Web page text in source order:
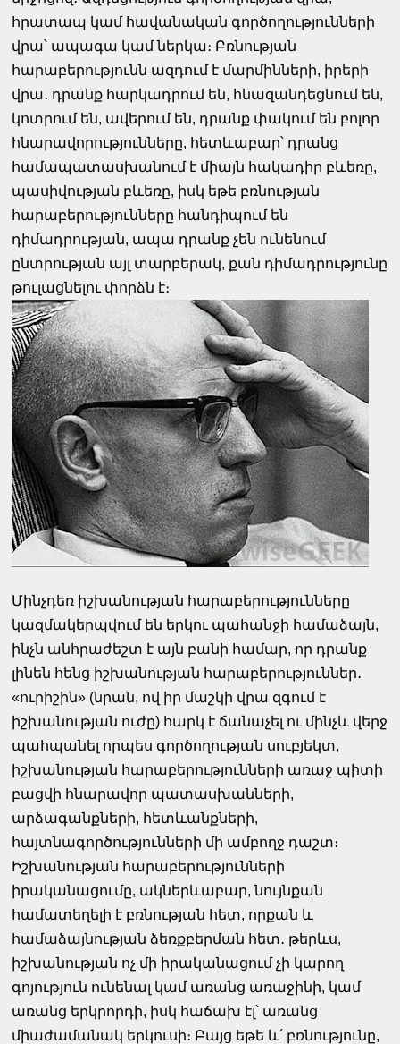
հրատապ կամ հավանական գործողությունների
վրա՝ ապագա կամ ներկա։ Բռնության
հարաբերությունն ազդում է մարմինների, իրերի
վրա․ դրանք հարկադրում են, հնազանդեցնում են,
կոտրում են, ավերում են, դրանք փակում են բոլոր
հնարավորությունները, հետևաբար՝ դրանց
համապատասխանում է միայն հակադիր բևեռը,
պասիվության բևեռը, իսկ եթե բռնության
հարաբերությունները հանդիպում են
դիմադրության, ապա դրանք չեն ունենում
ընտրության այլ տարբերակ, քան դիմադրությունը
թուլացնելու փորձն է։
Մինչդեռ իշխանության հարաբերությունները
կազմակերպվում են երկու պահանջի համաձայն,
ինչն անհրաժեշտ է այն բանի համար, որ դրանք
լինեն հենց իշխանության հարաբերություններ․
«ուրիշին» (նրան, ով իր մաշկի վրա զգում է
իշխանության ուժը) հարկ է ճանաչել ու մինչև վերջ
պահպանել որպես գործողության սուբյեկտ,
իշխանության հարաբերությունների առաջ պիտի
բացվի հնարավոր պատասխանների,
արձագանքների, հետևանքների,
հայտնագործությունների մի ամբողջ դաշտ։
Իշխանության հարաբերությունների
իրականացումը, ակներևաբար, նույնքան
համատեղելի է բռնության հետ, որքան և
համաձայնության ձեռքբերման հետ․ թերևս,
իշխանության ոչ մի իրականացում չի կարող
գոյություն ունենալ կամ առանց առաջինի, կամ
առանց երկրորդի, իսկ հաճախ էլ՝ առանց
միաժամանակ երկուսի։ Բայց եթե և՛ բռնությունը,